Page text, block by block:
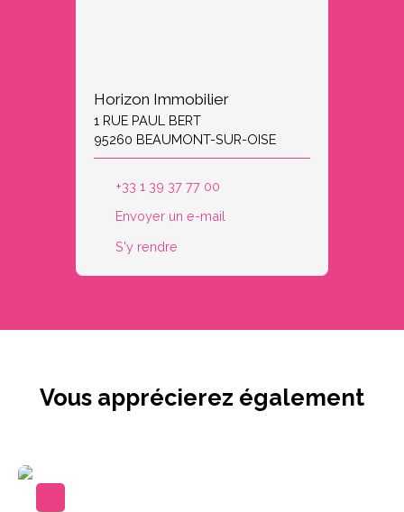
Horizon Immobilier
1 RUE PAUL BERT
95260 BEAUMONT-SUR-OISE
+33 1 39 37 77 00
Envoyer un e-mail
S'y rendre
Vous apprécierez également